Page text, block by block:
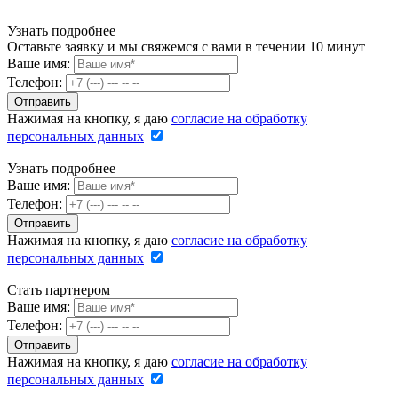
Узнать подробнее
Оставьте заявку и мы свяжемся с вами в течении 10 минут
Ваше имя:
Телефон:
Нажимая на кнопку, я даю согласие на обработку
персональных данных
Узнать подробнее
Ваше имя:
Телефон:
Нажимая на кнопку, я даю согласие на обработку
персональных данных
Стать партнером
Ваше имя:
Телефон:
Нажимая на кнопку, я даю согласие на обработку
персональных данных